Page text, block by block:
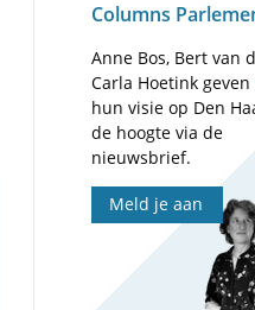
Columns
Anne Bos, Bert van
Carla Hoetink geven
hun visie op Den
de hoogte via de
nieuwsbrief.
Meld je aan